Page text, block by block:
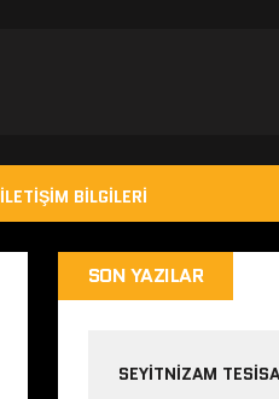
İLETIŞIM BILGILERI
SON YAZILAR
SEYITNIZAM